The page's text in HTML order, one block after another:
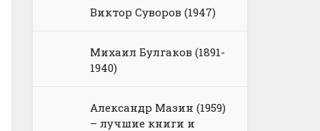
Виктор Суворов (1947)
Михаил Булгаков (1891-
1940)
Александр Мазин (1959)
– лучшие книги и